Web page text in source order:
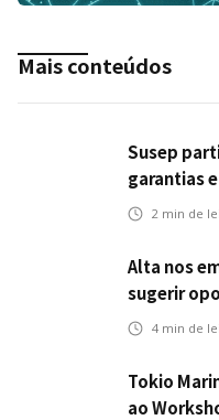
Mais conteúdos
Susep
garantias
2 min de
Alta nos
sugerir
4 min de
Tokio
ao